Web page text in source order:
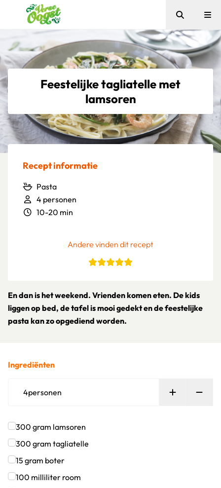
Verse Oogst
Zoeken
Feestelijke tagliatelle met
lamsoren
Recept informatie
Pasta
4 personen
10-20 min
Andere vinden dit recept
En dan is het weekend. Vrienden komen eten. De kids
liggen op bed, de tafel is mooi gedekt en de feestelijke
pasta kan zo opgediend worden.
Ingrediënten
4personen Persoon
300 gram lamsoren
Klik om dit selectievakje aan te vinken
300 gram tagliatelle
Klik om dit selectievakje aan te vinken
15 gram boter
Klik om dit selectievakje aan te vinken
100 milliliter room